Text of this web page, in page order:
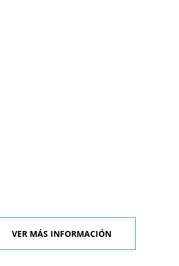
VER MÁS INFORMACIÓN